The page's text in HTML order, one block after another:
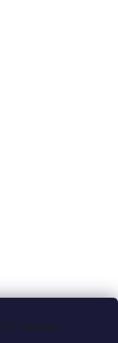
cookies